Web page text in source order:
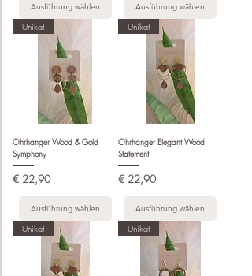
Ausführung wählen Ausführung wählen
Unikat
Ohrhänger Wood & Gold
Symphony
Preis
€ 22,90
Ausführung wählen
Unikat
Ohrhänger Elegant Wood
Statement
Preis
€ 22,90
Ausführung wählen
Unikat Unikat